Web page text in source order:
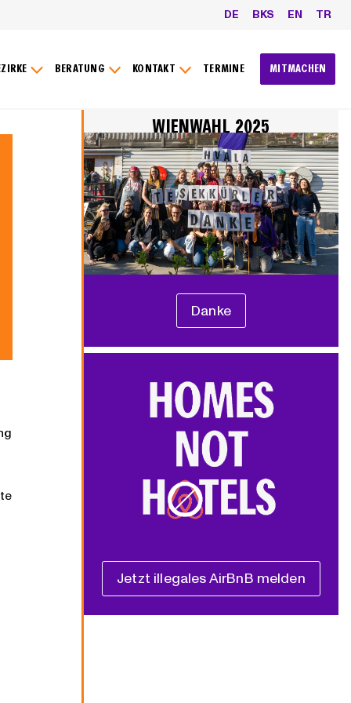
DE BKS EN TR
BERATUNG KONTAKT TERMINE MITMACHEN
WIENWAHL 2025
Danke
Jetzt illegales AirBnB melden